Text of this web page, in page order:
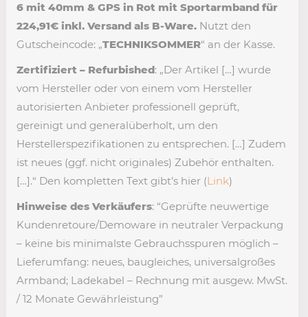
6 mit 40mm & GPS in Rot mit Sportarmband für
224,91€ inkl. Versand als B-Ware. Nutzt den
Gutscheincode: „TECHNIKSOMMER“ an der Kasse.
Zertifiziert – Refurbished: „Der Artikel […] wurde
vom Hersteller oder von einem vom Hersteller
autorisierten Anbieter professionell geprüft,
gereinigt und generalüberholt, um den
Herstellerspezifikationen zu entsprechen. […] Zudem
ist neues (ggf. nicht originales) Zubehör enthalten.
[…].“ Den kompletten Text gibt’s hier (Link)
Hinweise des Verkäufers: “Geprüfte neuwertige
Kundenretoure/Demoware in neutraler Verpackung
– keine bis minimalste Gebrauchsspuren möglich –
Lieferumfang: neues, baugleiches, universalgroßes
Armband; Ladekabel – Rechnung mit ausgew. MwSt.
/ 12 Monate Gewährleistung”